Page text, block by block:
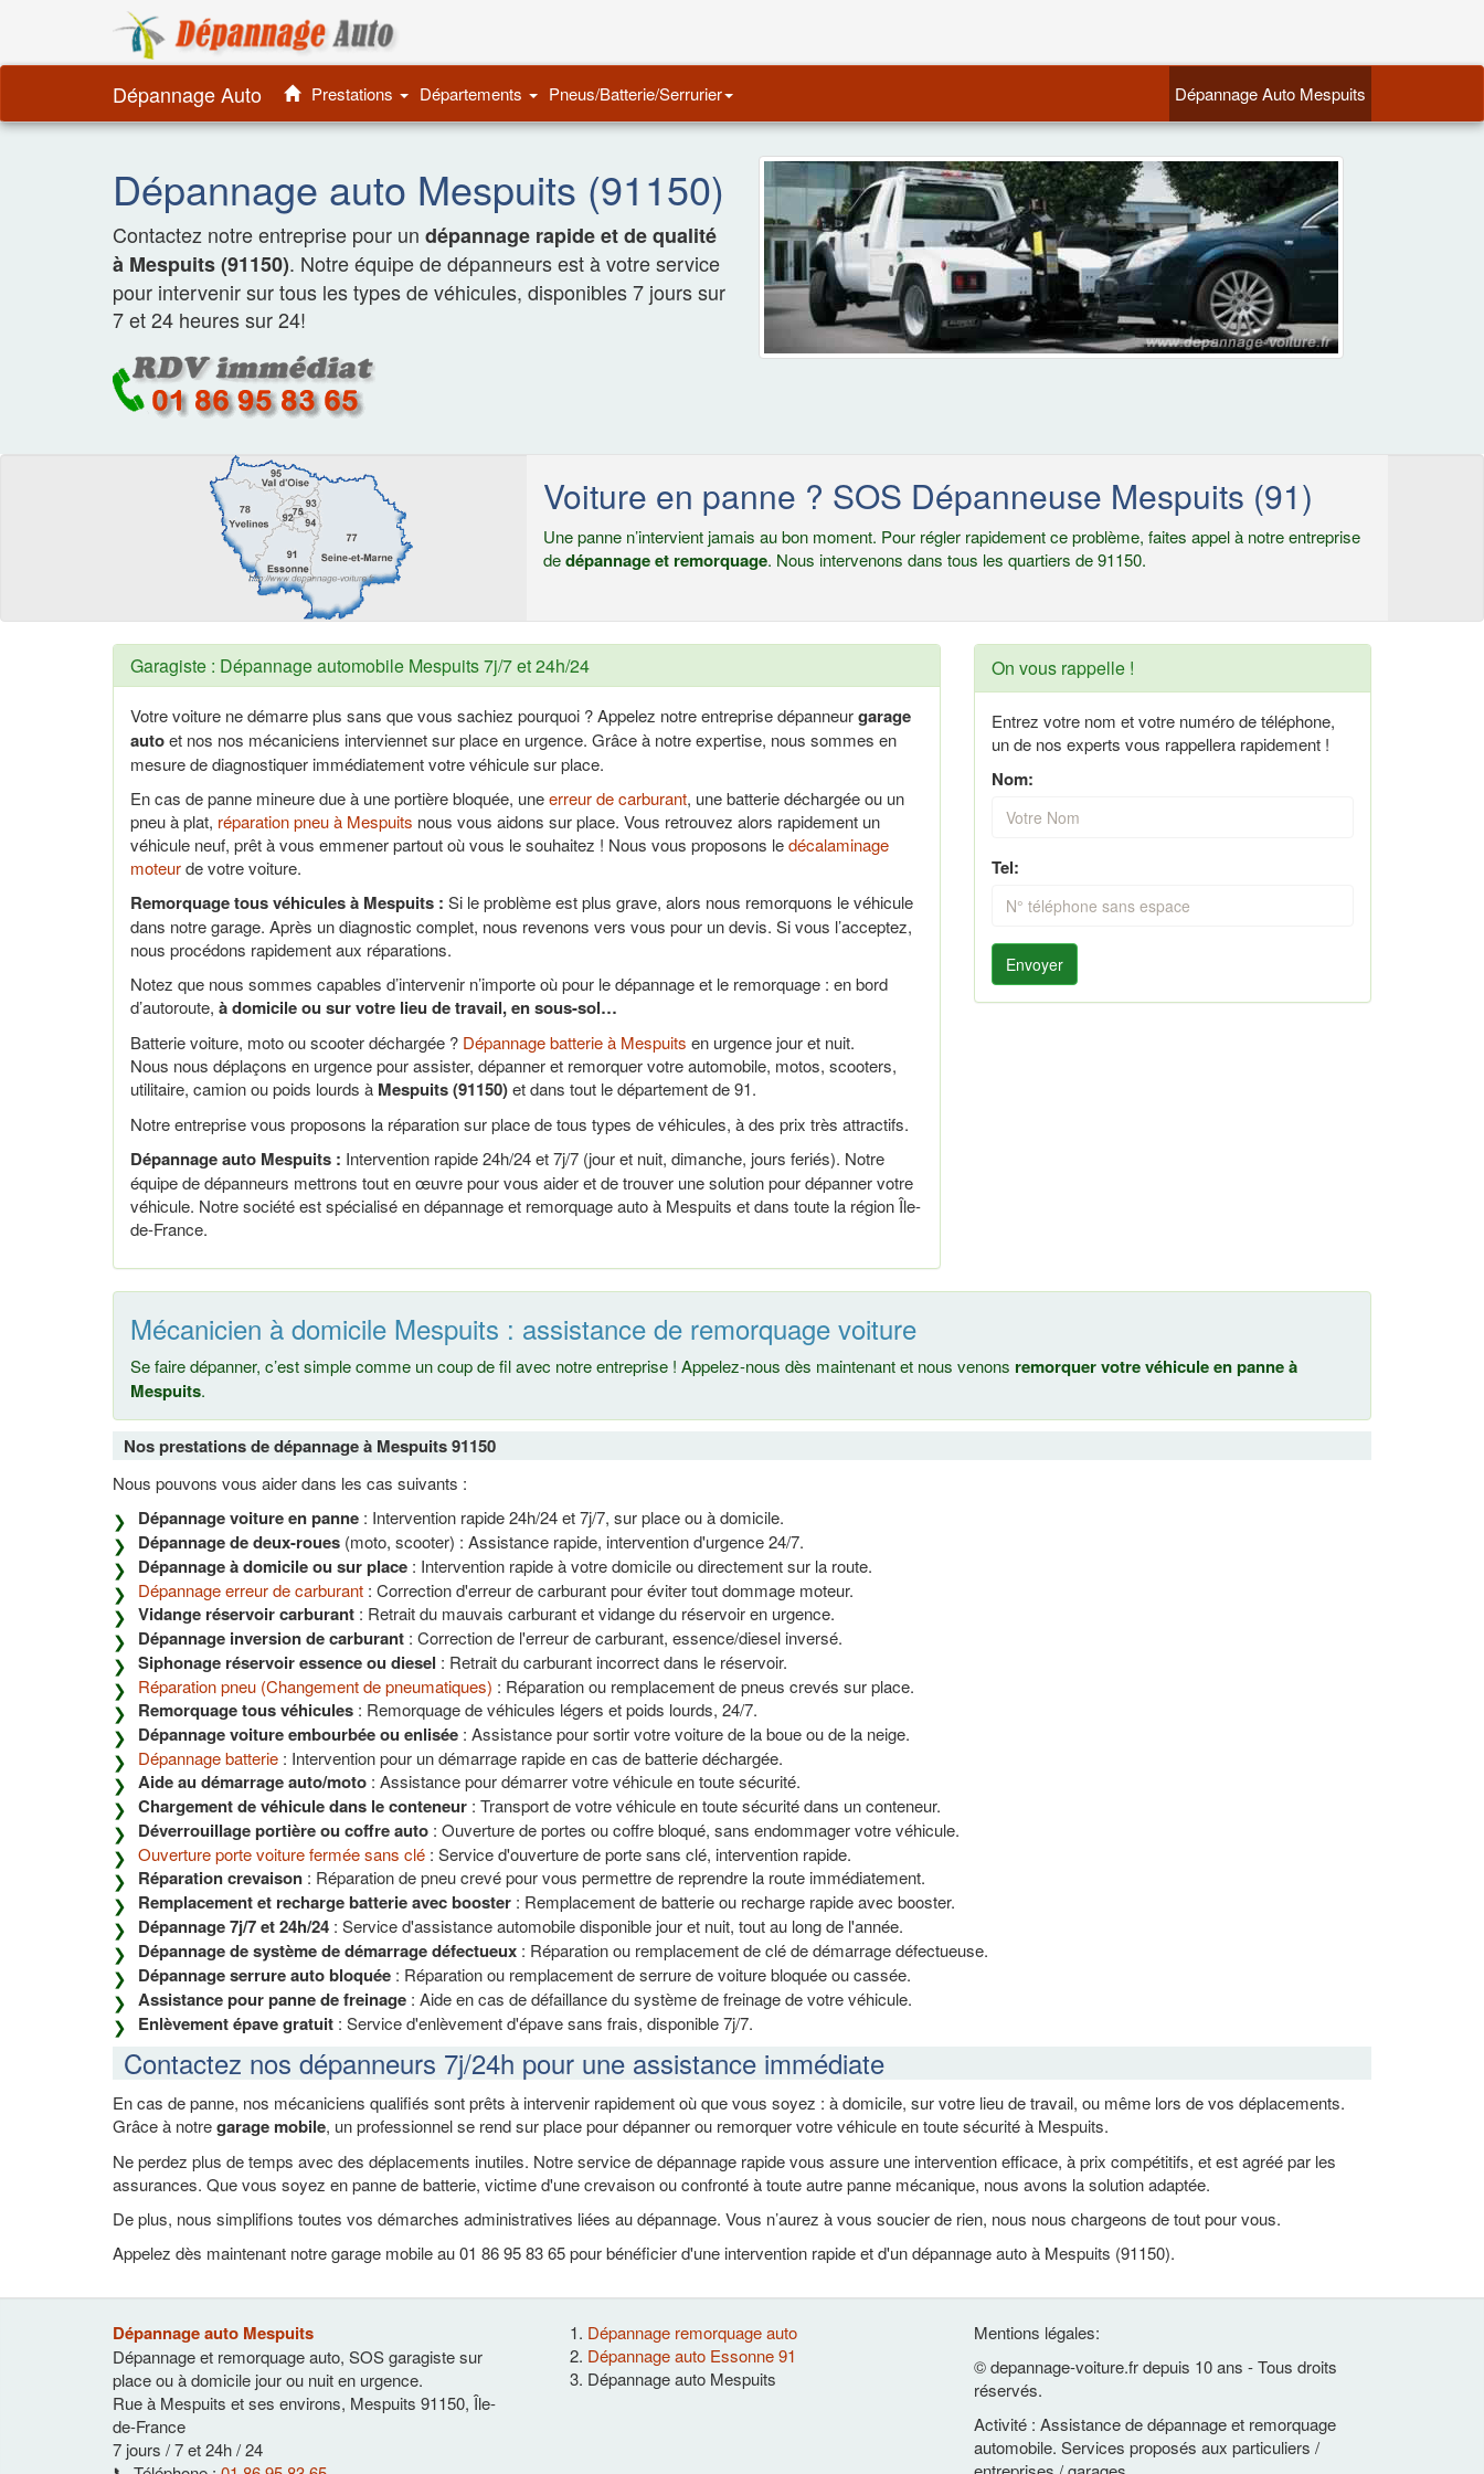
Dépannage Auto Prestations Départements Pneus/Batterie/Serrurier Dépannage Auto Mespuits
Dépannage auto Mespuits (91150)
Contactez notre entreprise pour un dépannage rapide et de qualité
à Mespuits (91150). Notre équipe de dépanneurs est à votre service
pour intervenir sur tous les types de véhicules, disponibles 7 jours sur
7 et 24 heures sur 24!
Voiture en panne ? SOS Dépanneuse Mespuits (91)
Une panne n’intervient jamais au bon moment. Pour régler rapidement ce problème, faites appel à notre entreprise
dedépannage et remorquage. Nous intervenons dans tous les quartiers de 91150.
Garagiste : Dépannage automobile Mespuits 7j/7 et 24h/24
Votre voiture ne démarre plus sans que vous sachiez pourquoi ? Appelez notre entreprise dépanneurgarage
autoet nos nos mécaniciens interviennet sur place en urgence. Grâce à notre expertise, nous sommes en
mesure de diagnostiquer immédiatement votre véhicule sur place.
En cas de panne mineure due à une portière bloquée, uneerreur de carburant, une batterie déchargée ou un
pneu à plat, réparation pneu à Mespuits nous vous aidons sur place. Vous retrouvez alors rapidement un
véhicule neuf, prêt à vous emmener partout où vous le souhaitez ! Nous vous proposons ledécalaminage
moteurde votre voiture.
Remorquage tous véhicules à Mespuits : Si le problème est plus grave, alors nous remorquons le véhicule
dans notre garage. Après un diagnostic complet, nous revenons vers vous pour un devis. Si vous l’acceptez,
nous procédons rapidement aux réparations.
Notez que nous sommes capables d’intervenir n’importe où pour le dépannage et le remorquage : en bord
d’autoroute, à domicile ou sur votre lieu de travail, en sous-sol…
Batterie voiture, moto ou scooter déchargée ? Dépannage batterie à Mespuits en urgence jour et nuit.
Nous nous déplaçons en urgence pour assister, dépanner et remorquer votre automobile, motos, scooters,
utilitaire, camion ou poids lourds à Mespuits (91150)et dans tout le département de 91.
Notre entreprise vous proposons la réparation sur place de tous types de véhicules, à des prix très attractifs.
Dépannage auto Mespuits : Intervention rapide 24h/24 et 7j/7 (jour et nuit, dimanche, jours feriés). Notre
équipe de dépanneurs mettrons tout en œuvre pour vous aider et de trouver une solution pour dépanner votre
véhicule. Notre société est spécialisé en dépannage et remorquage auto à Mespuits et dans toute la région Île-
de-France.
On vous rappelle !
Entrez votre nom et votre numéro de téléphone,
un de nos experts vous rappellera rapidement !
Nom:
Tel:
Envoyer
Mécanicien à domicile Mespuits : assistance de remorquage voiture
Se faire dépanner, c’est simple comme un coup de fil avec notre entreprise ! Appelez-nous dès maintenant et nous venons remorquer votre véhicule en panne à
Mespuits.
Nos prestations de dépannage à Mespuits 91150
Nous pouvons vous aider dans les cas suivants :
Dépannage voiture en panne : Intervention rapide 24h/24 et 7j/7, sur place ou à domicile.
Dépannage de deux-roues (moto, scooter) : Assistance rapide, intervention d'urgence 24/7.
Dépannage à domicile ou sur place : Intervention rapide à votre domicile ou directement sur la route.
Dépannage erreur de carburant : Correction d'erreur de carburant pour éviter tout dommage moteur.
Vidange réservoir carburant : Retrait du mauvais carburant et vidange du réservoir en urgence.
Dépannage inversion de carburant : Correction de l'erreur de carburant, essence/diesel inversé.
Siphonage réservoir essence ou diesel : Retrait du carburant incorrect dans le réservoir.
Réparation pneu (Changement de pneumatiques) : Réparation ou remplacement de pneus crevés sur place.
Remorquage tous véhicules : Remorquage de véhicules légers et poids lourds, 24/7.
Dépannage voiture embourbée ou enlisée : Assistance pour sortir votre voiture de la boue ou de la neige.
Dépannage batterie : Intervention pour un démarrage rapide en cas de batterie déchargée.
Aide au démarrage auto/moto : Assistance pour démarrer votre véhicule en toute sécurité.
Chargement de véhicule dans le conteneur : Transport de votre véhicule en toute sécurité dans un conteneur.
Déverrouillage portière ou coffre auto : Ouverture de portes ou coffre bloqué, sans endommager votre véhicule.
Ouverture porte voiture fermée sans clé : Service d'ouverture de porte sans clé, intervention rapide.
Réparation crevaison : Réparation de pneu crevé pour vous permettre de reprendre la route immédiatement.
Remplacement et recharge batterie avec booster : Remplacement de batterie ou recharge rapide avec booster.
Dépannage 7j/7 et 24h/24 : Service d'assistance automobile disponible jour et nuit, tout au long de l'année.
Dépannage de système de démarrage défectueux : Réparation ou remplacement de clé de démarrage défectueuse.
Dépannage serrure auto bloquée : Réparation ou remplacement de serrure de voiture bloquée ou cassée.
Assistance pour panne de freinage : Aide en cas de défaillance du système de freinage de votre véhicule.
Enlèvement épave gratuit : Service d'enlèvement d'épave sans frais, disponible 7j/7.
Contactez nos dépanneurs 7j/24h pour une assistance immédiate
En cas de panne, nos mécaniciens qualifiés sont prêts à intervenir rapidement où que vous soyez : à domicile, sur votre lieu de travail, ou même lors de vos déplacements.
Grâce à notregarage mobile, un professionnel se rend sur place pour dépanner ou remorquer votre véhicule en toute sécurité à Mespuits.
Ne perdez plus de temps avec des déplacements inutiles. Notre service de dépannage rapide vous assure une intervention efficace, à prix compétitifs, et est agréé par les
assurances. Que vous soyez en panne de batterie, victime d'une crevaison ou confronté à toute autre panne mécanique, nous avons la solution adaptée.
De plus, nous simplifions toutes vos démarches administratives liées au dépannage. Vous n’aurez à vous soucier de rien, nous nous chargeons de tout pour vous.
Appelez dès maintenant notre garage mobile au 01 86 95 83 65 pour bénéficier d'une intervention rapide et d'un dépannage auto à Mespuits (91150).
Dépannage auto Mespuits
Dépannage et remorquage auto, SOS garagiste sur
place ou à domicile jour ou nuit en urgence.
Rue à Mespuits et ses environs, Mespuits 91150, Île-
de-France
7 jours / 7 et 24h / 24
Dépannage remorquage auto
Dépannage auto Essonne 91
Dépannage auto Mespuits
Mentions légales:
© depannage-voiture.fr depuis 10 ans - Tous droits
réservés.
Activité : Assistance de dépannage et remorquage
automobile. Services proposés aux particuliers /